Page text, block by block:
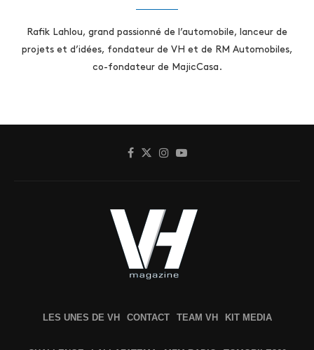
Rafik Lahlou, grand passionné de l’automobile, lanceur de
projets et d’idées, fondateur de VH et de RM Automobiles,
co-fondateur de MajicCasa.
LES UNES DE VH CONTACT TEAM VH KIT MEDIA